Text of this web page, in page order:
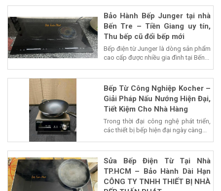
Bảo Hành Bếp Junger tại nhà
Bến Tre – Tiền Giang uy tín,
Thu bếp cũ đổi bếp mới
Bếp điện từ Junger là dòng sản phẩm
cao cấp được nhiều gia đình tại Bến...
Bếp Từ Công Nghiệp Kocher –
Giải Pháp Nấu Nướng Hiện Đại,
Tiết Kiệm Cho Nhà Hàng
Trong thời đại công nghệ phát triển,
các thiết bị bếp hiện đại ngày càng...
Sửa Bếp Điện Từ Tại Nhà
TP.HCM – Bảo Hành Dài Hạn
CÔNG TY TNHH THIẾT BỊ NHÀ